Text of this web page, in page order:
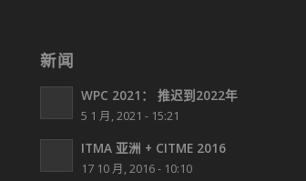
新闻
WPC 2021： 推迟到2022年
5 1 月, 2021 - 15:21
ITMA 亚洲 + CITME 2016
17 10 月, 2016 - 10:10